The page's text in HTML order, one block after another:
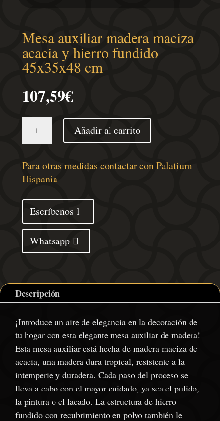
Mesa auxiliar madera maciza
acacia y hierro fundido
45x35x48 cm
107,59€
auxiliar
maciza
acacia
hierro
fundido
45x35x48
cantidad
Añadir al carrito
Para otras medidas contactar con Palatium
Hispania
Escríbenos
Whatsapp
Descripción
¡Introduce un aire de elegancia en la decoración de
tu hogar con esta elegante mesa auxiliar de madera!
Esta mesa auxiliar está hecha de madera maciza de
acacia, una madera dura tropical, resistente a la
intemperie y duradera. Cada paso del proceso se
lleva a cabo con el mayor cuidado, ya sea el pulido,
la pintura o el lacado. La estructura de hierro
fundido con recubrimiento en polvo también le